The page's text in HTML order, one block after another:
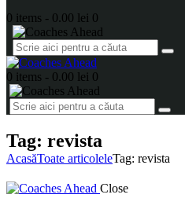
0 items - 0.00 lei 0
0 items - 0.00 lei 0
Tag: revista
AcasăToate articoleleTag: revista
Close